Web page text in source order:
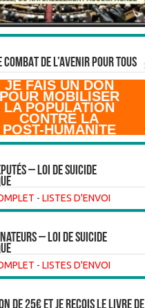
COMBAT DE L’AVenir pour Tous
JE FAIS UN DON
POUR MOBILISER
LA POPULATION
CONTRE LA
POST-HUMANITE
– Loi de suicide
- LISTES D'ENVOI
– loi de suicide
- LISTES D'ENVOI
de 25€ et je reçois le livre de